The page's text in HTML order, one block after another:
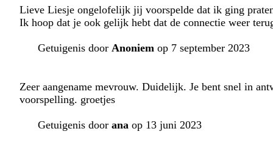
Lieve Liesje ongelofelijk jij voorspelde dat ik ging
Ik hoop dat je ook gelijk hebt dat de connectie weer
Getuigenis door Anoniem op 7 september 2023
Zeer aangename mevrouw. Duidelijk. Je bent snel in
voorspelling. groetjes
Getuigenis door ana op 13 juni 2023